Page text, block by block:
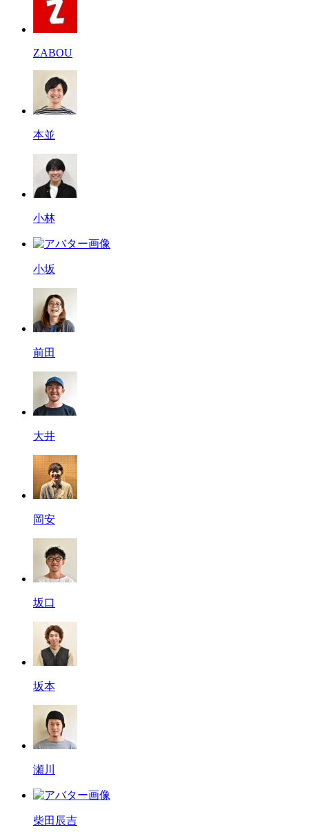
ZABOU
本並
小林
小坂
前田
大井
岡安
坂口
坂本
瀬川
柴田辰吉